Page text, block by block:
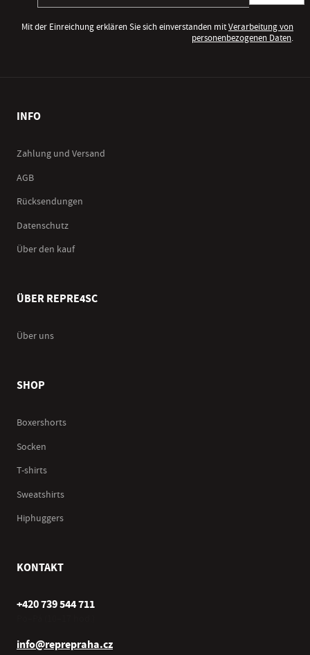
Mit der Einreichung erklären Sie sich einverstanden mitVerarbeitung von
personenbezogenen Daten.
INFO
Zahlung und Versand
AGB
Rücksendungen
Datenschutz
Über den kauf
ÜBER REPRE4SC
Über uns
SHOP
Boxershorts
Socken
T-shirts
Sweatshirts
Hiphuggers
KONTAKT
+420 739 544 711
info@reprepraha.cz